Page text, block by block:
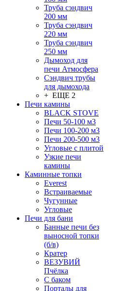
Труба сэндвич
200 мм
Труба сэндвич
220 мм
Труба сэндвич
250 мм
Дымоход для
печи Атмосфера
Сэндвич трубы
для дымохода
+ ЕЩЕ 2
Печи камины
BLACK STOVE
Печи 50-100 м3
Печи 100-200 м3
Печи 200-500 м3
Угловые с плитой
Узкие печи
камины
Каминные топки
Everest
Встраиваемые
Чугунные
Угловые
Печи для бани
Банные печи без
выносной топки
(б/в)
Кратер
ВЕЗУВИЙ
Пчёлка
С баком
Порталы для